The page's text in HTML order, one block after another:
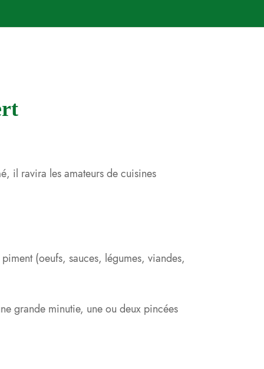
il ravira les amateurs de cuisines
(oeufs, sauces, légumes, viandes,
grande minutie, une ou deux pincées